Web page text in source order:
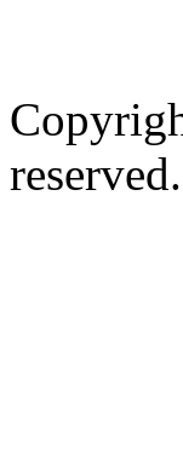
reserved.